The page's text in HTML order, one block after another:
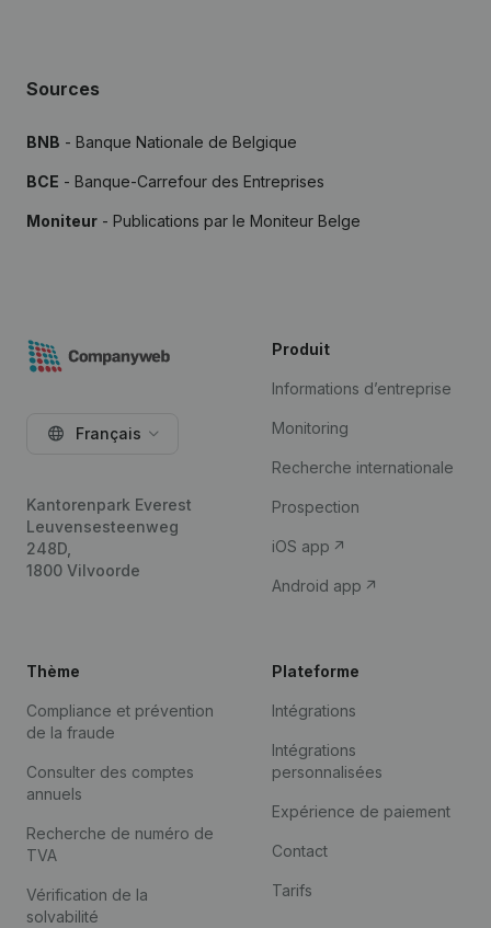
Sources
BNB - Banque Nationale de Belgique
BCE - Banque-Carrefour des Entreprises
Moniteur - Publications par le Moniteur Belge
Français
Kantorenpark Everest
Leuvensesteenweg
248D,
1800 Vilvoorde
Produit
Informations d’entreprise
Monitoring
Recherche internationale
Prospection
iOS app
Android app
Thème
Compliance et prévention
de la fraude
Consulter des comptes
annuels
Recherche de numéro de
TVA
Vérification de la
solvabilité
Plateforme
Intégrations
Intégrations
personnalisées
Expérience de paiement
Contact
Tarifs